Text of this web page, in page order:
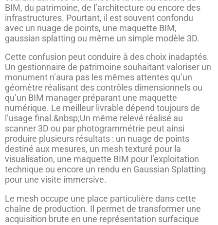
BIM, du patrimoine, de l’architecture ou encore des
infrastructures. Pourtant, il est souvent confondu
avec un nuage de points, une maquette BIM,
gaussian splatting ou même un simple modèle 3D.
Cette confusion peut conduire à des choix inadaptés.
Un gestionnaire de patrimoine souhaitant valoriser un
monument n’aura pas les mêmes attentes qu’un
géomètre réalisant des contrôles dimensionnels ou
qu’un BIM manager préparant une maquette
numérique. Le meilleur livrable dépend toujours de
l’usage final.&nbsp;Un même relevé réalisé au
scanner 3D ou par photogrammétrie peut ainsi
produire plusieurs résultats : un nuage de points
destiné aux mesures, un mesh texturé pour la
visualisation, une maquette BIM pour l’exploitation
technique ou encore un rendu en Gaussian Splatting
pour une visite immersive.
Le mesh occupe une place particulière dans cette
chaîne de production. Il permet de transformer une
acquisition brute en une représentation surfacique